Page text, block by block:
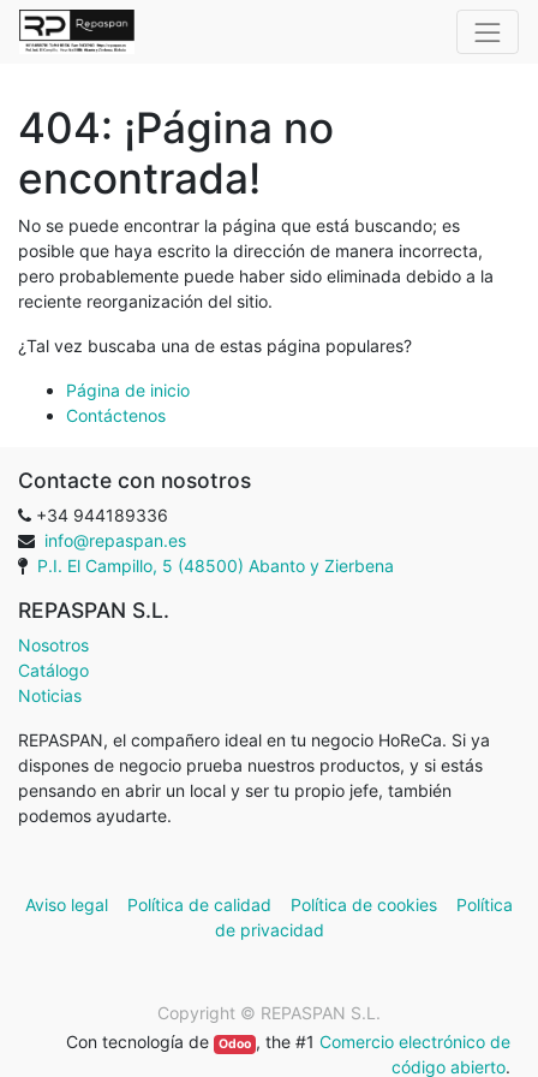
404: ¡Página no
encontrada!
No se puede encontrar la página que está buscando; es
posible que haya escrito la dirección de manera incorrecta,
pero probablemente puede haber sido eliminada debido a la
reciente reorganización del sitio.
¿Tal vez buscaba una de estas página populares?
Página de inicio
Contáctenos
Contacte con nosotros
+34 944189336
info@repaspan.es
P.I. El Campillo, 5 (48500) Abanto y Zierbena
REPASPAN S.L.
Nosotros
Catálogo
Noticias
REPASPAN, el compañero ideal en tu negocio HoReCa. Si ya
dispones de negocio prueba nuestros productos, y si estás
pensando en abrir un local y ser tu propio jefe, también
podemos ayudarte.
Aviso legal Política de calidad Política de cookies
Política
de privacidad
Copyright © REPASPAN S.L.
Con tecnología de
Odoo , the #1 Comercio electrónico de
código abierto.